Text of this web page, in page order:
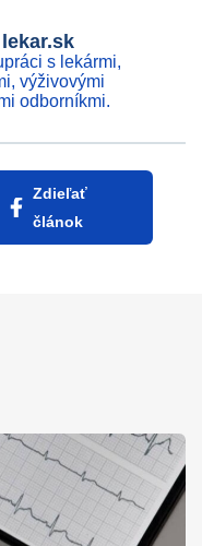
s lekármi,
výživovými
odborníkmi.
Zdieľať
článok